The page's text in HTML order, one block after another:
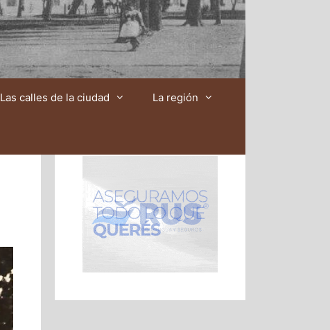
Las calles de la ciudad La región